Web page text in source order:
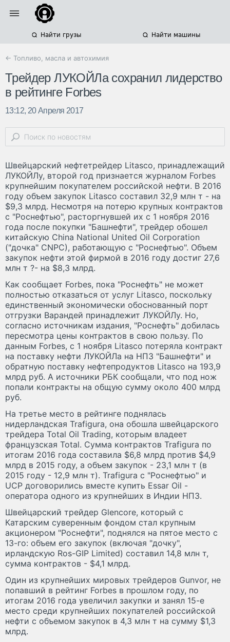
Найти грузы Найти машины
← Топливо, масла и автохимия
Трейдер ЛУКОЙЛа сохранил лидерство
в рейтинге Forbes
13:12, 20 Апреля 2017
Швейцарский нефтетрейдер Litasco, принадлежащий
ЛУКОЙЛу, второй год признается журналом Forbes
крупнейшим покупателем российской нефти. В 2016
году объем закупок Litasco составил 32,9 млн т - на
$9,3 млрд. Несмотря на потерю крупных контрактов
с "Роснефтью", расторгнувшей их с 1 ноября 2016
года после покупки "Башнефти", трейдер обошел
китайскую China National United Oil Corporation
("дочка" CNPC), работающую с "Роснефтью". Объем
закупок нефти этой фирмой в 2016 году достиг 27,6
млн т ?- на $8,3 млрд.
Как сообщает Forbes, пока "Роснефть" не может
полностью отказаться от услуг Litasco, поскольку
единственный экономически обоснованный порт
отгрузки Варандей принадлежит ЛУКОЙЛу. Но,
согласно источникам издания, "Роснефть" добилась
пересмотра цены контрактов в свою пользу. По
данным Forbes, с 1 ноября Litasco потеряла контракт
на поставку нефти ЛУКОЙЛа на НПЗ "Башнефти" и
обратную поставку нефтепродуктов Litasco на 193,9
млрд руб. А источники РБК сообщали, что под нож
попали контракты на общую сумму около 400 млрд
руб.
На третье место в рейтинге поднялась
нидерландская Trafigura, она обошла швейцарского
трейдера Total Oil Trading, которым владеет
французская Total. Сумма контрактов Trafigura по
итогам 2016 года составила $6,8 млрд против $4,9
млрд в 2015 году, а объем закупок - 23,1 млн т (в
2015 году - 12,9 млн т). Trafigura с "Роснефтью" и
UCP договорились вместе купить Essar Oil -
оператора одного из крупнейших в Индии НПЗ.
Швейцарский трейдер Glencore, который с
Катарским суверенным фондом стал крупным
акционером "Роснефти", поднялся на пятое место с
13-го: объем его закупок (включая "дочку",
ирландскую Ros-GIP Limited) составил 14,8 млн т,
сумма контрактов - $4,1 млрд.
Один из крупнейших мировых трейдеров Gunvor, не
попавший в рейтинг Forbes в прошлом году, по
итогам 2016 года увеличил закупки и занял 15-е
место среди крупнейших покупателей российской
нефти с объемом закупок в 4,3 млн т на сумму $1,3
млрд.